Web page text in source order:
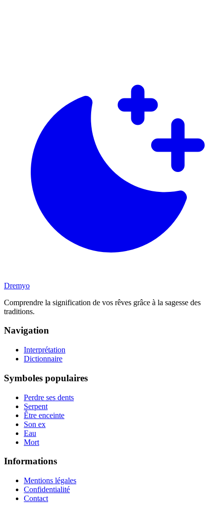
Dremyo
Comprendre la signification de vos rêves grâce à la sagesse des
traditions.
Navigation
Interprétation
Dictionnaire
Symboles populaires
Perdre ses dents
Serpent
Être enceinte
Son ex
Eau
Mort
Informations
Mentions légales
Confidentialité
Contact